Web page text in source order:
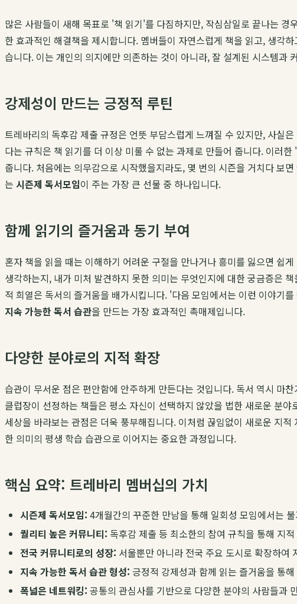
많은 사람들이 새해 목표로 '책 읽기'를 다짐하지만, 작심삼일로 끝나는
한 효과적인 해결책을 제시합니다. 멤버들이 자연스럽게 책을 읽고, 생각
습니다. 이는 개인의 의지에만 의존하는 것이 아니라, 잘 설계된 시스템과
강제성이 만드는 긍정적 루틴
트레바리의 독후감 제출 규정은 언뜻 부담스럽게 느껴질 수 있지만, 사실
다는 규칙은 책 읽기를 더 이상 미룰 수 없는 과제로 만들어 줍니다. 이러
줍니다. 처음에는 의무감으로 시작했을지라도, 몇 번의 시즌을 거치다 보
는 시즌제 독서모임이 주는 가장 큰 선물 중 하나입니다.
함께 읽기의 즐거움과 동기 부여
혼자 책을 읽을 때는 이해하기 어려운 구절을 만나거나 흥미를 잃으면 쉽
생각하는지, 내가 미처 발견하지 못한 의미는 무엇인지에 대한 궁금증은
적 희열은 독서의 즐거움을 배가시킵니다. '다음 모임에서는 이런 이야기
지속 가능한 독서 습관을 만드는 가장 효과적인 촉매제입니다.
다양한 분야로의 지적 확장
습관이 무서운 점은 편안함에 안주하게 만든다는 것입니다. 독서 역시 마
클럽장이 선정하는 책들은 평소 자신이 선택하지 않았을 법한 새로운 분
세상을 바라보는 관점은 더욱 풍부해집니다. 이처럼 끊임없이 새로운 지
한 의미의 평생 학습 습관으로 이어지는 중요한 과정입니다.
핵심 요약: 트레바리 멤버십의 가치
시즌제 독서모임: 4개월간의 꾸준한 만남을 통해 일회성 모임에서는
퀄리티 높은 커뮤니티: 독후감 제출 등 최소한의 참여 규칙을 통해 지
전국 커뮤니티로의 성장: 서울뿐만 아니라 전국 주요 도시로 확장하여
지속 가능한 독서 습관 형성: 긍정적 강제성과 함께 읽는 즐거움을 통
폭넓은 네트워킹: 공통의 관심사를 기반으로 다양한 분야의 사람들과